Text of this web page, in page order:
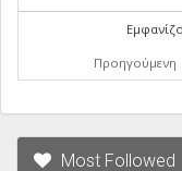
Προηγούμενη
Most Followed